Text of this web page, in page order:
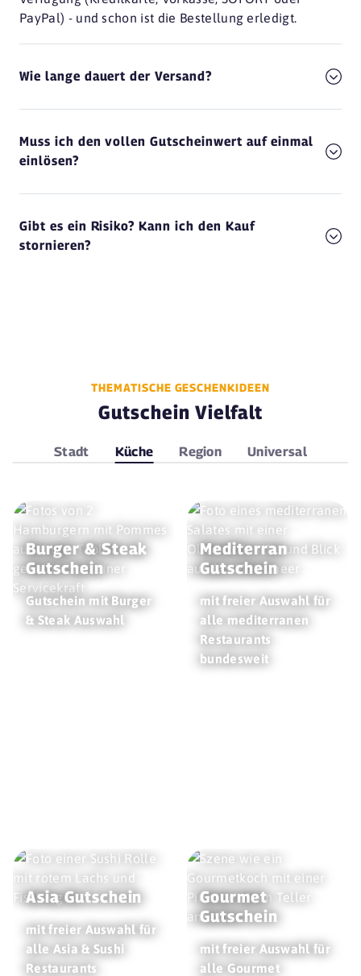
PayPal) - und schon ist die Bestellung erledigt.
Wie lange dauert der Versand?
Muss ich den vollen Gutscheinwert auf einmal
einlösen?
Gibt es ein Risiko? Kann ich den Kauf
stornieren?
THEMATISCHE GESCHENKIDEEN
Gutschein Vielfalt
Stadt Küche Region Universal
Burger & Steak
Gutschein
Gutschein mit Burger
& Steak Auswahl
Mediterran
Gutschein
mit freier Auswahl für
alle mediterranen
Restaurants
bundesweit
Asia Gutschein
mit freier Auswahl für
alle Asia & Sushi
Restaurants
Gourmet
Gutschein
mit freier Auswahl für
alle Gourmet